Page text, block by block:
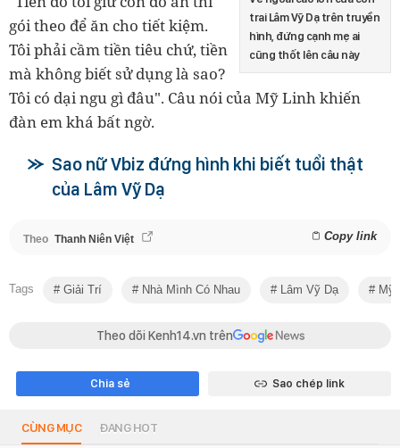
trai Lâm Vỹ Dạ trên truyền
hình, đứng cạnh mẹ ai
cũng thốt lên câu này
gói theo để ăn cho tiết kiệm.
Tôi phải cầm tiền tiêu chứ, tiền
mà không biết sử dụng là sao?
Tôi có dại ngu gì đâu". Câu nói của Mỹ Linh khiến
đàn em khá bất ngờ.
Sao nữ Vbiz đứng hình khi biết tuổi thật
của Lâm Vỹ Dạ
Theo Thanh Niên Việt Copy link
Tags Giải Trí Nhà Mình Có Nhau Lâm Vỹ Dạ Mỹ
Theo dõi Kenh14.vn trên
Chia sẻ Sao chép link
CÙNG MỤC ĐANG HOT